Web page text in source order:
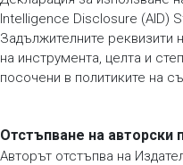
Intelligence Disclosure (AID)
Задължителните реквизити
на инструмента, целта и
посочени в политиките на
Отстъпване на авторски
Авторът отстъпва на